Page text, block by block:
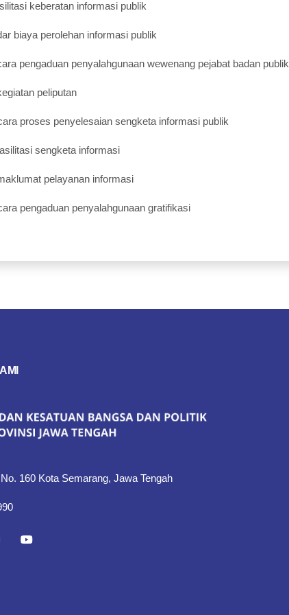
keberatan informasi publik
biaya perolehan informasi publik
pengaduan penyalahgunaan wewenang pejabat badan publik
peliputan
proses penyelesaian sengketa informasi publik
sengketa informasi
pelayanan informasi
pengaduan penyalahgunaan gratifikasi
160 Kota Semarang, Jawa Tengah